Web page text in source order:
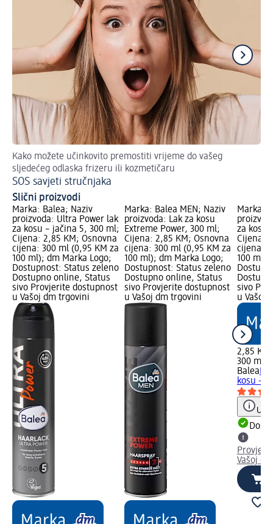
Kako možete učinkovito premostiti vrijeme do vašeg
sljedećeg odlaska frizeru ili kozmetičaru
SOS savjeti stručnjaka
Slični proizvodi
Marka: Balea; Naziv
proizvoda: Ultra Power lak
za kosu – jačina 5, 300 ml;
Cijena: 2,85 KM; Osnovna
cijena: 300 ml (0,95 KM za
100 ml); dm Marka Logo;
Dostupnost: Status zeleno
Dostupno online, Status
sivo Provjerite dostupnost
u Vašoj dm trgovini
Marka: Balea MEN; Naziv
proizvoda: Lak za kosu
Extreme Power, 300 ml;
Cijena: 2,85 KM; Osnovna
cijena: 300 ml (0,95 KM za
100 ml); dm Marka Logo;
Dostupnost: Status zeleno
Dostupno online, Status
sivo Provjerite dostupnost
u Vašoj dm trgovini
Marka:
za kosu
Cijena:
cijena:
100 ml);
sivo
u Vašoj
2,85 KM
300 ml
Balea
kosu -
Vašoj